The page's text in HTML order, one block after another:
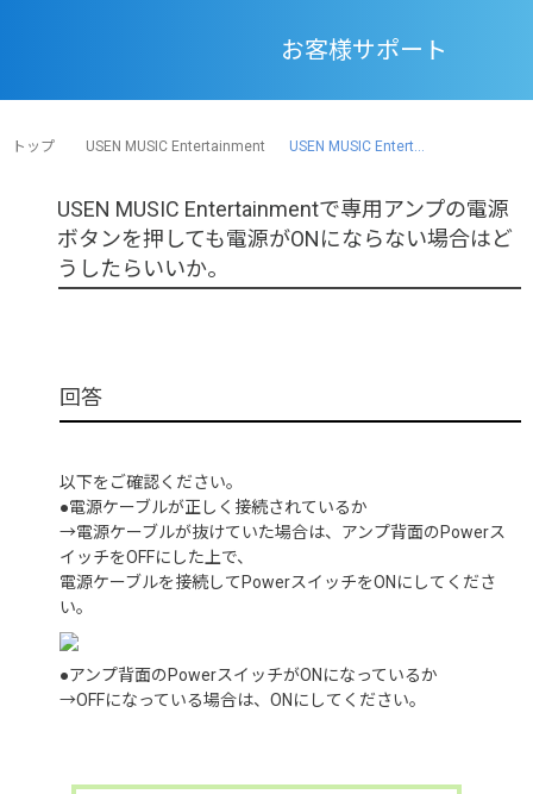
お客様サポート
トップ USEN MUSIC Entertainment USEN MUSIC Entert...
USEN MUSIC Entertainmentで専用アンプの電源
ボタンを押しても電源がONにならない場合はど
うしたらいいか。
以下をご確認ください。
●電源ケーブルが正しく接続されているか
→電源ケーブルが抜けていた場合は、アンプ背面のPowerス
イッチをOFFにした上で、
電源ケーブルを接続してPowerスイッチをONにしてくださ
い。
●アンプ背面のPowerスイッチがONになっているか
→OFFになっている場合は、ONにしてください。